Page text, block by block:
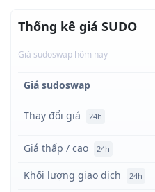
Thống kê giá SUDO
Giá sudoswap hôm nay
Giá sudoswap
Thay đổi giá 24h
Giá thấp / cao 24h
Khối lượng giao dịch
24h